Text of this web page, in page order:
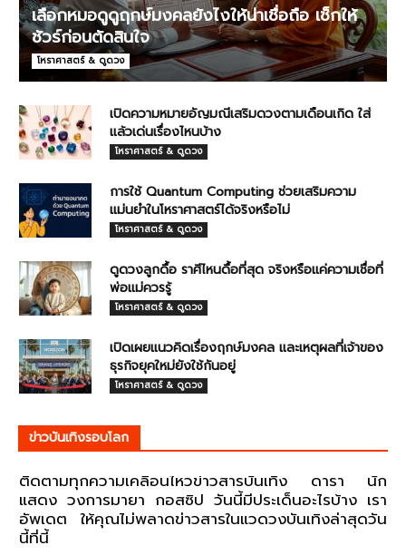
เลือกหมอดูดูฤกษ์มงคลยังไงให้น่าเชื่อถือ เช็กให้
ชัวร์ก่อนตัดสินใจ
โหราศาสตร์ & ดูดวง
เปิดความหมายอัญมณีเสริมดวงตามเดือนเกิด ใส่
แล้วเด่นเรื่องไหนบ้าง
โหราศาสตร์ & ดูดวง
การใช้ Quantum Computing ช่วยเสริมความ
แม่นยำในโหราศาสตร์ได้จริงหรือไม่
โหราศาสตร์ & ดูดวง
ดูดวงลูกดื้อ ราศีไหนดื้อที่สุด จริงหรือแค่ความเชื่อที่
พ่อแม่ควรรู้
โหราศาสตร์ & ดูดวง
เปิดเผยแนวคิดเรื่องฤกษ์มงคล และเหตุผลที่เจ้าของ
ธุรกิจยุคใหม่ยังใช้กันอยู่
โหราศาสตร์ & ดูดวง
ข่าวบันเทิงรอบโลก
ติดตามทุกความเคลื่อนไหวข่าวสารบันเทิง ดารา นัก
แสดง วงการมายา กอสซิป วันนี้มีประเด็นอะไรบ้าง เรา
อัพเดต ให้คุณไม่พลาดข่าวสารในแวดวงบันเทิงล่าสุดวัน
นี้ที่นี้